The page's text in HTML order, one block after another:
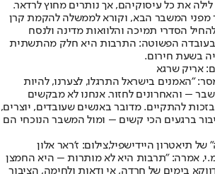
את כל עיסוקיהם, אך נותרים מחוץ לרדאר.
מפני המשבר הבא, וקורא לממשלה להקמת קרן
הסדרי תמיכה והלוואות מדינה ולנסח
בעובדה הפשוטה: התרבות היא חלק מהתשתית
בשעת חירום.
אריק שרגא
מסר: "האמנים בישראל התרגלו, לצערנו, להיות
– והאחרונים לחזור. אנחנו לא מבקשים
להתקיים. מדובר באנשים שעובדים, יוצרים,
ברגעים הכי קשים – ומול המשבר הנוכחי הם
תיאטרון היידישפיל,צילום: ז'ראר אלון
אמרה: "תרבות היא לא מותרות – היא החמצן
בימים של חרדה, אי ודאות ולחימה, הציבור